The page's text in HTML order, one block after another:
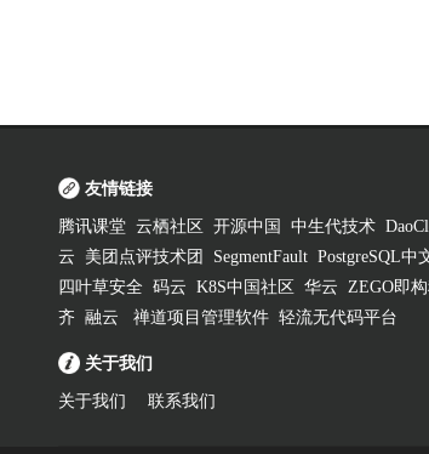
友情链接
腾讯课堂 云栖社区 开源中国 中生代技术
云
美团点评技术团 SegmentFault PostgreSQL中
四叶草安全 码云 K8S中国社区 华云 ZEGO即
齐 融云 禅道项目管理软件 轻流无代码平台
关于我们
关于我们 联系我们